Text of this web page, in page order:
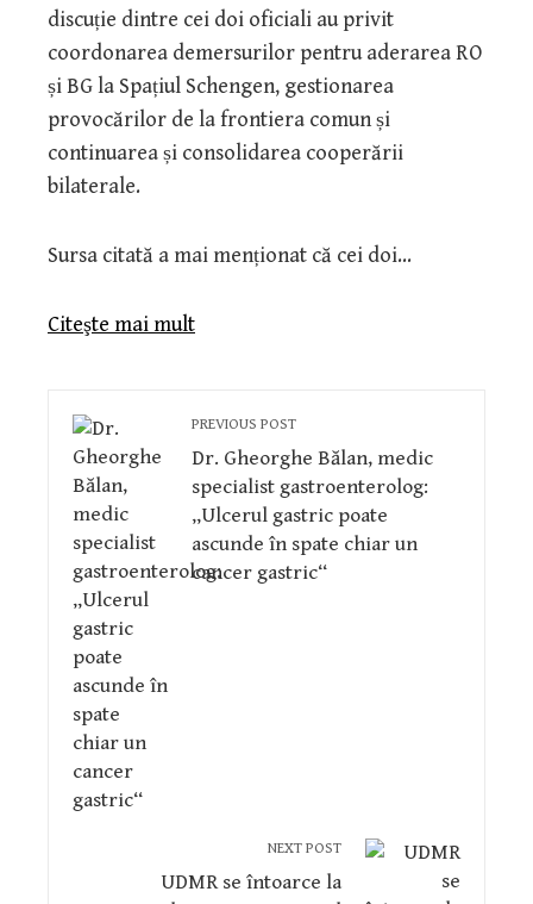
discuție dintre cei doi oficiali au privit
coordonarea demersurilor pentru aderarea RO
și BG la Spațiul Schengen, gestionarea
provocărilor de la frontiera comun și
continuarea și consolidarea cooperării
bilaterale.
Sursa citată a mai menționat că cei doi…
Citeşte mai mult
PREVIOUS POST
Dr. Gheorghe Bălan, medic
specialist gastroenterolog:
„Ulcerul gastric poate
ascunde în spate chiar un
cancer gastric“
NEXT POST
UDMR se întoarce la